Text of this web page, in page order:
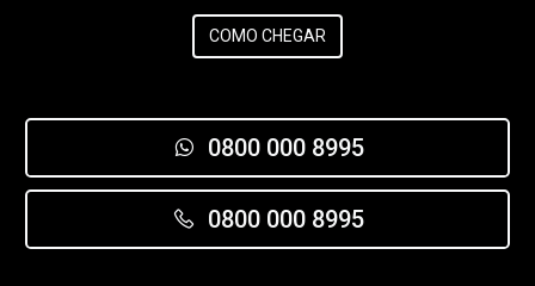
COMO CHEGAR
0800 000 8995
0800 000 8995